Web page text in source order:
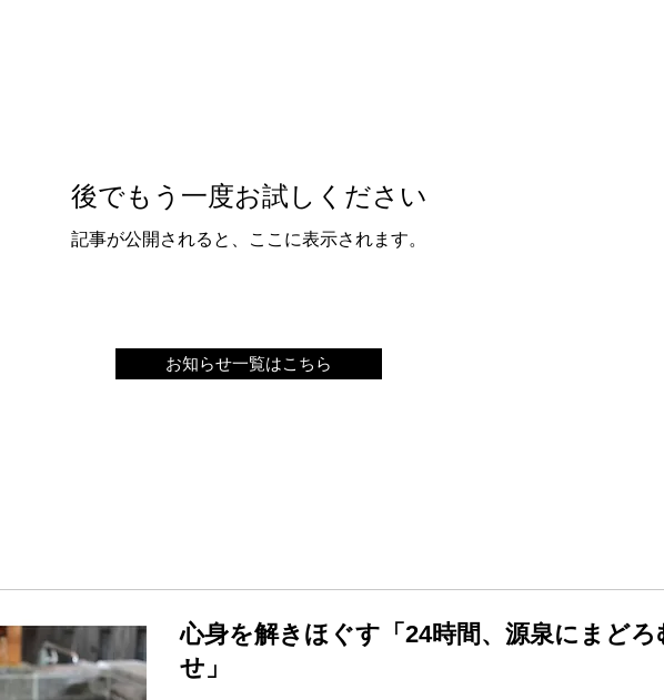
後でもう一度お試しください
記事が公開されると、ここに表示されます。
お知らせ一覧はこちら
心身を解きほぐす「24時間、源泉にまどろ
せ」